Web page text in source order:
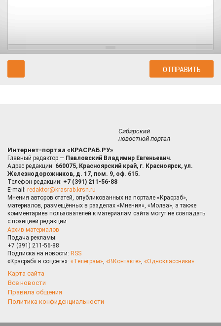
Сибирский
новостной портал
Интернет-портал «КРАСРАБ.РУ»
Главный редактор — Павловский Владимир Евгеньевич.
Адрес редакции: 660075, Красноярский край, г. Красноярск, ул.
Железнодорожников, д. 17, пом. 9, оф. 615.
Телефон редакции: +7 (391) 211-56-88
E-mail: redaktor@krasrab.krsn.ru
Мнения авторов статей, опубликованных на портале «Красраб»,
материалов, размещённых в разделах «Мнения», «Молва», а также
комментариев пользователей к материалам сайта могут не совпадать
с позицией редакции.
Архив материалов
Подача рекламы:
+7 (391) 211-56-88
Подписка на новости: RSS
«Красраб» в соцсетях: «Телеграм», «ВКонтакте», «Одноклассники»
Карта сайта
Все новости
Правила общения
Политика конфиденциальности